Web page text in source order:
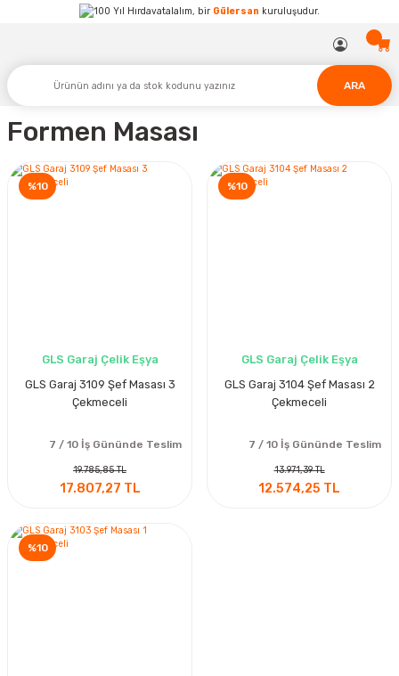
Hırdavatalalım, bir Gülersan kuruluşudur.
ARA
Formen Masası
%10
GLS Garaj Çelik Eşya
GLS Garaj 3109 Şef Masası 3
Çekmeceli
7 / 10 İş Gününde Teslim
19.785,85 TL
17.807,27 TL
%10
GLS Garaj Çelik Eşya
GLS Garaj 3104 Şef Masası 2
Çekmeceli
7 / 10 İş Gününde Teslim
13.971,39 TL
12.574,25 TL
%10